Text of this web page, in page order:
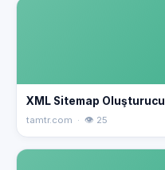
XML Sitemap Oluşturucu
tamtr.com · 👁 25